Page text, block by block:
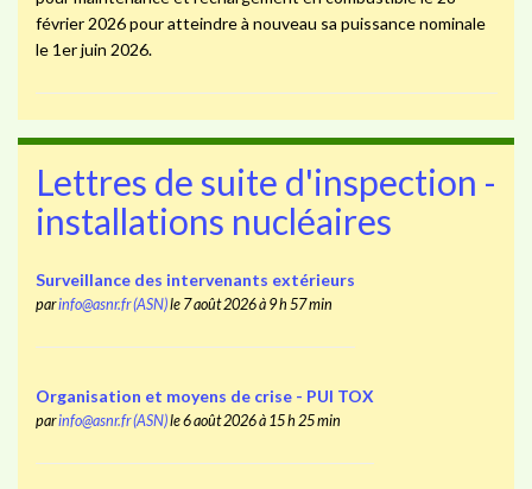
février 2026 pour atteindre à nouveau sa puissance nominale
le 1er juin 2026.
Lettres de suite d'inspection -
installations nucléaires
Surveillance des intervenants extérieurs
parinfo@asnr.fr (ASN)le 7 août 2026 à 9 h 57 min
Organisation et moyens de crise - PUI TOX
parinfo@asnr.fr (ASN)le 6 août 2026 à 15 h 25 min